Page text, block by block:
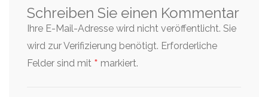
Schreiben Sie einen Kommentar
Ihre E-Mail-Adresse wird nicht veröffentlicht. Sie
wird zur Verifizierung benötigt. Erforderliche
Felder sind mit * markiert.